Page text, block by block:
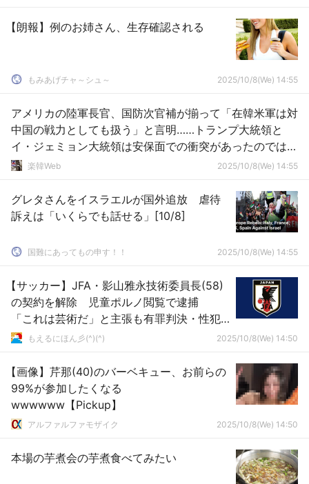
【朗報】例のお姉さん、生存確認される
もみあげチャ～シュ～ 2025/10/8(We) 14:55
アメリカの陸軍長官、国防次官補が揃って「在韓米軍は対
中国の戦力としても扱う」と言明……トランプ大統領と
イ・ジェミョン大統領は安保面での衝突があったのではな
いか、との予測
楽韓Web 2025/10/8(We) 14:55
グレタさんをイスラエルが国外追放 虐待
訴えは「いくらでも話せる」[10/8]
国難にあってもの申す！！ 2025/10/8(We) 14:55
【サッカー】JFA・影山雅永技術委員長(58)
の契約を解除 児童ポルノ閲覧で逮捕
「これは芸術だ」と主張も有罪判決・性犯
罪者名簿に
もえるにほん彡(^)(^) 2025/10/8(We) 14:50
【画像】芹那(40)のバーベキュー、お前らの
99%が参加したくなる
wwwwww【Pickup】
アルファルファモザイク 2025/10/8(We) 14:50
本場の芋煮会の芋煮食べてみたい